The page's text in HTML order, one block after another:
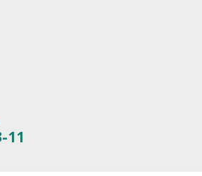
11